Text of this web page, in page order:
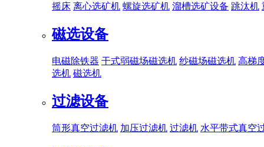
摇床 离心选矿机 螺旋选矿机 溜槽选矿设备 跳汰机
磁选设备
电磁除铁器 干式弱磁场磁选机 纱磁场磁选机 高梯
选机 磁选机
过滤设备
筒形真空过滤机 加压过滤机 过滤机 水平带式真空